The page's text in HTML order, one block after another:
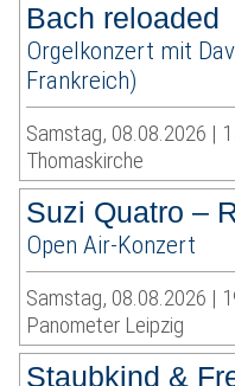
Bach reloaded
Orgelkonzert mit
Frankreich)
Samstag, 08.08.2026 |
Thomaskirche
Suzi Quatro –
Open Air-Konzert
Samstag, 08.08.2026 |
Panometer Leipzig
Staubkind &